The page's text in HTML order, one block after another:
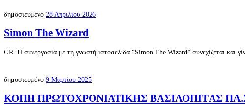
δημοσιευμένο 28 Απριλίου 2026
Simon The Wizard
GR. Η συνεργασία με τη γνωστή ιστοσελίδα “Simon The Wizard” συνεχίζεται και
δημοσιευμένο 9 Μαρτίου 2025
ΚΟΠΗ ΠΡΩΤΟΧΡΟΝΙΑΤΙΚΗΣ ΒΑΣΙΛΟΠΙTΑΣ